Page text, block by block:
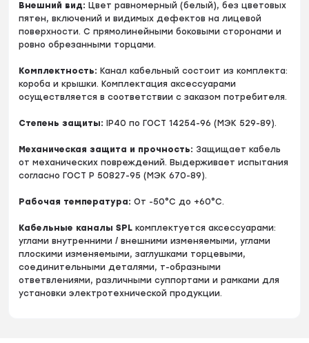
Внешний вид: Цвет равномерный (белый), без цветовых
пятен, включений и видимых дефектов на лицевой
поверхности. С прямолинейными боковыми сторонами и
ровно обрезанными торцами.
Комплектность: Канал кабельный состоит из комплекта:
короба и крышки. Комплектация аксессуарами
осуществляется в соответствии с заказом потребителя.
Степень защиты: IP40 по ГОСТ 14254-96 (МЭК 529-89).
Механическая защита и прочность: Защищает кабель
от механических повреждений. Выдерживает испытания
согласно ГОСТ Р 50827-95 (МЭК 670-89).
Рабочая температура: От -50°С до +60°С.
Кабельные каналы SPL комплектуется аксессуарами:
углами внутренними / внешними изменяемыми, углами
плоскими изменяемыми, заглушками торцевыми,
соединительными деталями, т-образными
ответвлениями, различными суппортами и рамками для
установки электротехнической продукции.